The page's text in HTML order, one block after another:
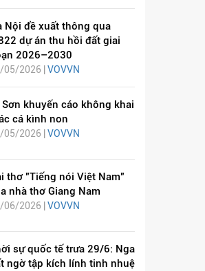
Nội đề xuất thông qua
dự án thu hồi đất giai
2026–2030
05/2026 | VOVVN
Sơn khuyến cáo không khai
cá kình non
05/2026 | VOVVN
thơ "Tiếng nói Việt Nam"
nhà thơ Giang Nam
06/2026 | VOVVN
sự quốc tế trưa 29/6: Nga
ngờ tập kích lính tinh nhuệ